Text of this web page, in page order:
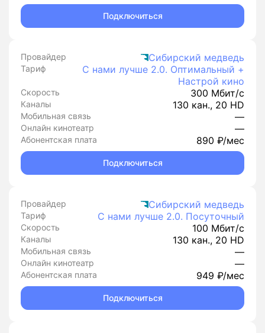
Подключиться
Провайдер Сибирский медведь
Тариф
С нами лучше 2.0. Оптимальный +
Настрой кино
Скорость 300 Мбит/с
Каналы 130 кан., 20 HD
Мобильная связь —
Онлайн кинотеатр —
Абонентская плата 890 ₽/мес
Подключиться
Провайдер Сибирский медведь
Тариф С нами лучше 2.0. Посуточный
Скорость 100 Мбит/с
Каналы 130 кан., 20 HD
Мобильная связь —
Онлайн кинотеатр —
Абонентская плата 949 ₽/мес
Подключиться